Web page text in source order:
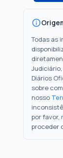
Todas as
Diários
sobre
nosso
por favor,
proceder